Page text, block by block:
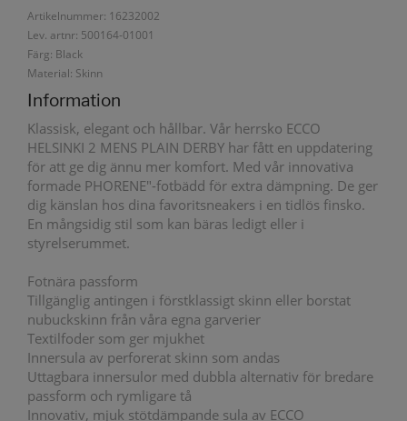
Artikelnummer: 16232002
Lev. artnr: 500164-01001
Färg: Black
Material: Skinn
Information
Klassisk, elegant och hållbar. Vår herrsko ECCO
HELSINKI 2 MENS PLAIN DERBY har fått en uppdatering
för att ge dig ännu mer komfort. Med vår innovativa
formade PHORENE"-fotbädd för extra dämpning. De ger
dig känslan hos dina favoritsneakers i en tidlös finsko.
En mångsidig stil som kan bäras ledigt eller i
styrelserummet.
Fotnära passform
Tillgänglig antingen i förstklassigt skinn eller borstat
nubuckskinn från våra egna garverier
Textilfoder som ger mjukhet
Innersula av perforerat skinn som andas
Uttagbara innersulor med dubbla alternativ för bredare
passform och rymligare tå
Innovativ, mjuk stötdämpande sula av ECCO